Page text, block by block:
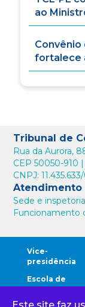
ao
Convênio
fortalece
Tribunal de
Rua da Aurora,
CEP 50050-910 |
CNPJ:
Atendimento
Sede e
Funcionamento
Vice-
presidência
Escola de
Contas